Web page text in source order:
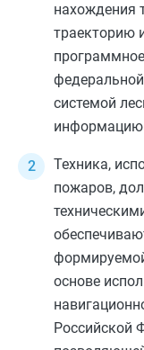
нахождения
траекторию
системой
информацию
Техника,
пожаров,
основе
Российской